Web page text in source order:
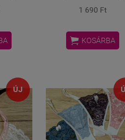
1 690 Ft
 KOSÁRBA
ÚJ